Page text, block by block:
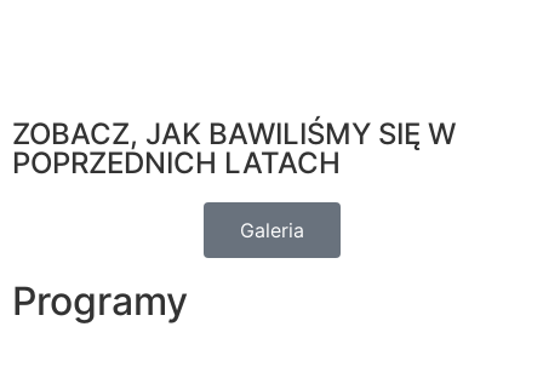
ZOBACZ, JAK BAWILIŚMY SIĘ W
POPRZEDNICH LATACH
Galeria
Programy